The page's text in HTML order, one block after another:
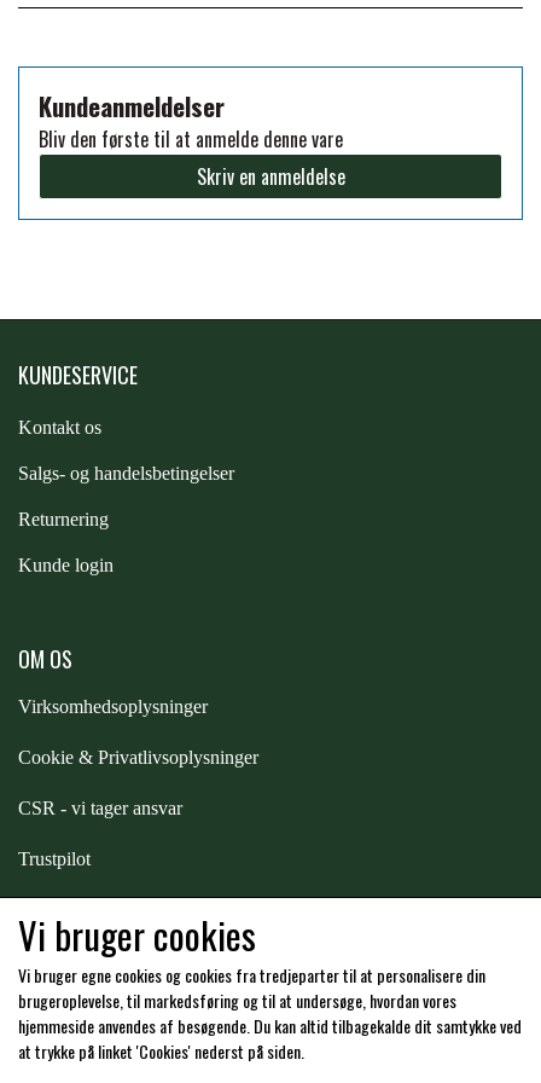
PREMIER EQUINE SADLER
PREMIER EQUINE SADEL TILBEHØR
PREMIER EQUINE SADELUNDERLAG
PREMIER EQUINE PADS
PREMIER EQUINE BENBESKYTTELSE
PREMIER EQUINE TRANSPORT
PREMIER EQUINE GROOMING & STALD
PREMIER EQUINE RYTTER
GP TACK
HAPPY MOUTH
PREMIER EQUINE
RACING TACK
Kundeanmeldelser
Bliv den første til at anmelde denne vare
Skriv en anmeldelse
KUNDESERVICE
Kontakt os
Salgs- og handelsbetingelser
Returnering
Kunde login
OM OS
Virksomhedsoplysninger
Cookie & Privatlivsoplysninger
CSR - vi tager ansvar
Trustpilot
Hos os kan du betale med:
Vi bruger cookies
Vi bruger egne cookies og cookies fra tredjeparter til at personalisere din
brugeroplevelse, til markedsføring og til at undersøge, hvordan vores
hjemmeside anvendes af besøgende. Du kan altid tilbagekalde dit samtykke ved
at trykke på linket 'Cookies' nederst på siden.